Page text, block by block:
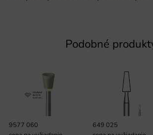
Podobné
9577 060
649 025